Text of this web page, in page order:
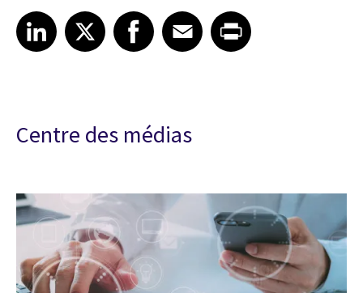
Share article on LinkedIn
LinkedIn
Share article on XShare article on Facebook
Facebook
Share article on Email
EmailShare article on Print
Centre des médias